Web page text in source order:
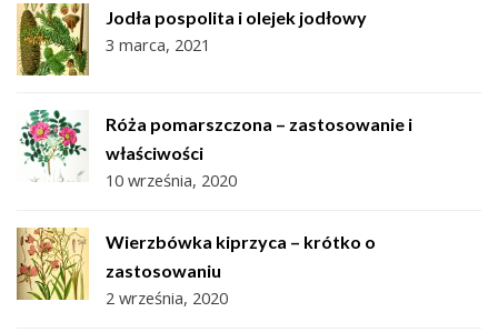
Jodła pospolita i olejek jodłowy
3 marca, 2021
Róża pomarszczona – zastosowanie i
właściwości
10 września, 2020
Wierzbówka kiprzyca – krótko o
zastosowaniu
2 września, 2020